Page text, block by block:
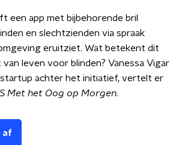
een app met bijbehorende bril
en slechtzienden via spraak
eruitziet. Wat betekent dit
leven voor blinden? Vanessa Vigar
startup achter het initiatief, vertelt er
Met het Oog op Morgen.
af